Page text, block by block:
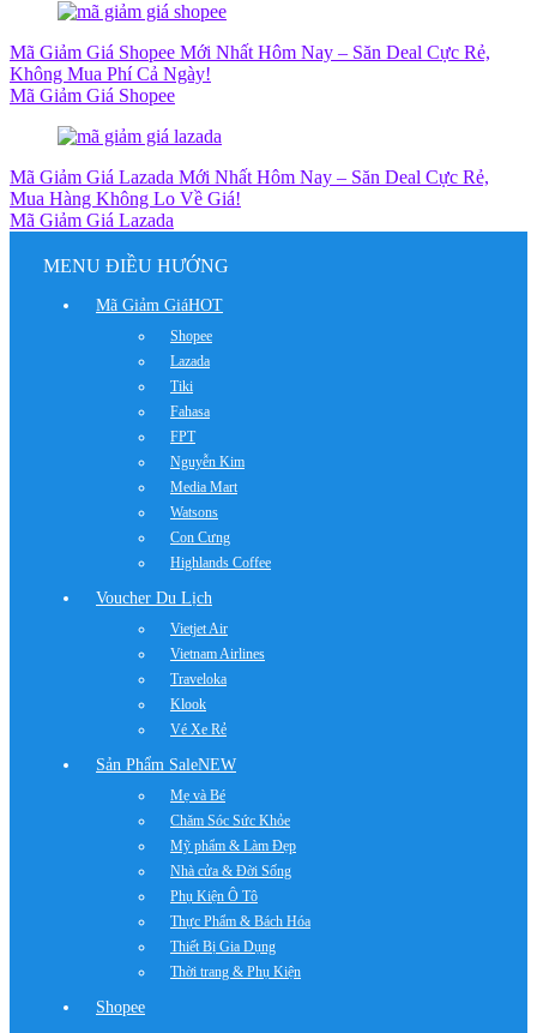
Mã Giảm Giá Shopee Mới Nhất Hôm Nay – Săn Deal Cực Rẻ,
Không Mua Phí Cả Ngày!
Mã Giảm Giá Shopee
Mã Giảm Giá Lazada Mới Nhất Hôm Nay – Săn Deal Cực Rẻ,
Mua Hàng Không Lo Về Giá!
Mã Giảm Giá Lazada
MENU ĐIỀU HƯỚNG
Mã Giảm GiáHOT
Shopee
Lazada
Tiki
Fahasa
FPT
Nguyễn Kim
Media Mart
Watsons
Con Cưng
Highlands Coffee
Voucher Du Lịch
Vietjet Air
Vietnam Airlines
Traveloka
Klook
Vé Xe Rẻ
Sản Phẩm SaleNEW
Mẹ và Bé
Chăm Sóc Sức Khỏe
Mỹ phẩm & Làm Đẹp
Nhà cửa & Đời Sống
Phụ Kiện Ô Tô
Thực Phẩm & Bách Hóa
Thiết Bị Gia Dụng
Thời trang & Phụ Kiện
Shopee